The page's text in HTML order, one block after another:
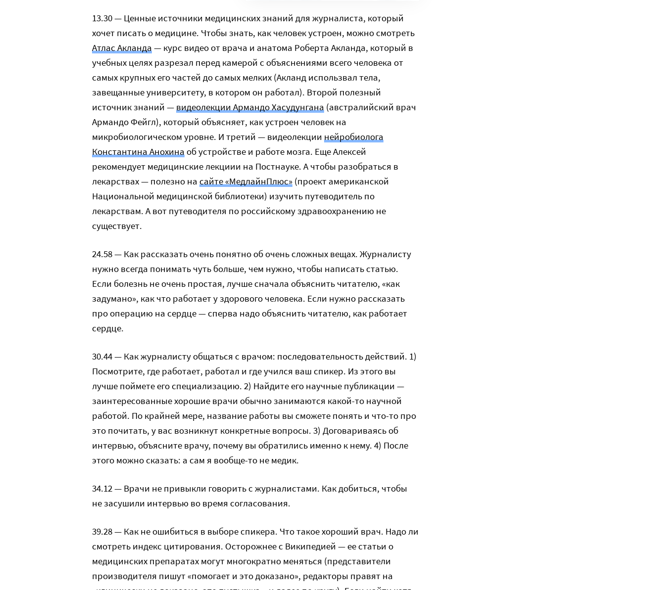
13.30 — Ценные источники медицинских знаний для журналиста, который
хочет писать о медицине. Чтобы знать, как человек устроен, можно смотреть
Атлас Акланда— курс видео от врача и анатома Роберта Акланда, который в
учебных целях разрезал перед камерой с объяснениями всего человека от
самых крупных его частей до самых мелких (Акланд использвал тела,
завещанные университету, в котором он работал). Второй полезный
источник знаний —видеолекции Армандо Хасудунгана (австралийский врач
Армандо Фейгл), который объясняет, как устроен человек на
микробиологическом уровне. И третий — видеолекции нейробиолога
Константина Анохинаоб устройстве и работе мозга. Еще Алексей
рекомендует медицинские лекциии на Постнауке. А чтобы разобраться в
лекарствах — полезно на сайте «МедлайнПлюс» (проект американской
Национальной медицинской библиотеки) изучить путеводитель по
лекарствам. А вот путеводителя по российскому здравоохранению не
существует.
24.58 — Как рассказать очень понятно об очень сложных вещах. Журналисту
нужно всегда понимать чуть больше, чем нужно, чтобы написать статью.
Если болезнь не очень простая, лучше сначала объяснить читателю, «как
задумано», как что работает у здорового человека. Если нужно рассказать
про операцию на сердце — сперва надо объяснить читателю, как работает
сердце.
30.44 — Как журналисту общаться с врачом: последовательность действий. 1)
Посмотрите, где работает, работал и где учился ваш спикер. Из этого вы
лучше поймете его специализацию. 2) Найдите его научные публикации —
заинтересованные хорошие врачи обычно занимаются какой-то научной
работой. По крайней мере, название работы вы сможете понять и что-то про
это почитать, у вас возникнут конкретные вопросы. 3) Договариваясь об
интервью, объясните врачу, почему вы обратились именно к нему. 4) После
этого можно сказать: а сам я вообще-то не медик.
34.12 — Врачи не привыкли говорить с журналистами. Как добиться, чтобы
не засушили интервью во время согласования.
39.28 — Как не ошибиться в выборе спикера. Что такое хороший врач. Надо ли
смотреть индекс цитирования. Осторожнее с Википедией — ее статьи о
медицинских препаратах могут многократно меняться (представители
производителя пишут «помогает и это доказано», редакторы правят на